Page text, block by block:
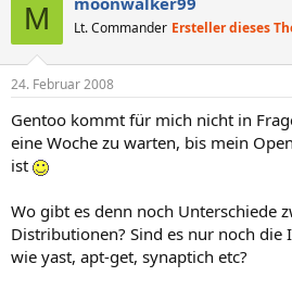
M Lt. Commander Ersteller dieses
24. Februar 2008
Gentoo kommt für mich nicht in
eine Woche zu warten, bis mein
ist
Wo gibt es denn noch Unterschiede
Distributionen? Sind es nur noch die
wie yast, apt-get, synaptich etc?